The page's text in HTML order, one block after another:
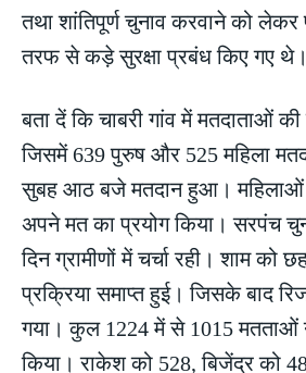
तथा शांतिपूर्ण चुनाव करवाने को
तरफ से कड़े सुरक्षा प्रबंध किए गए थे।
बता दें कि चाबरी गांव में मतदाताओं
जिसमें 639 पुरुष और 525 महिला
सुबह आठ बजे मतदान हुआ।
अपने मत का प्रयोग किया। सरपंच
दिन ग्रामीणों में चर्चा रही। शाम को
प्रक्रिया समाप्त हुई। जिसके बाद
गया। कुल 1224 में से 1015 मतताओं
किया। राकेश को 528, बिजेंद्र को